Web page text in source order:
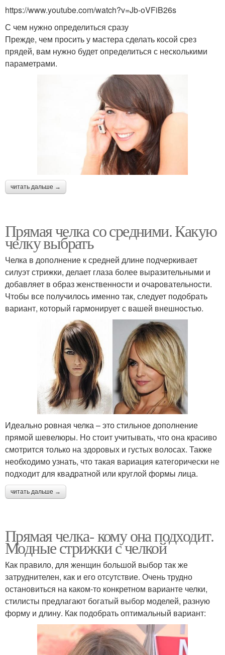
https://www.youtube.com/watch?v=Jb-oVFiB26s
С чем нужно определиться сразу
Прежде, чем просить у мастера сделать косой срез
прядей, вам нужно будет определиться с несколькими
параметрами.
читать дальше →
Прямая челка со средними. Какую
челку выбрать
Челка в дополнение к средней длине подчеркивает
силуэт стрижки, делает глаза более выразительными и
добавляет в образ женственности и очаровательности.
Чтобы все получилось именно так, следует подобрать
вариант, который гармонирует с вашей внешностью.
Идеально ровная челка – это стильное дополнение
прямой шевелюры. Но стоит учитывать, что она красиво
смотрится только на здоровых и густых волосах. Также
необходимо узнать, что такая вариация категорически не
подходит для квадратной или круглой формы лица.
читать дальше →
Прямая челка- кому она подходит.
Модные стрижки с челкой
Как правило, для женщин большой выбор так же
затруднителен, как и его отсутствие. Очень трудно
остановиться на каком-то конкретном варианте челки,
стилисты предлагают богатый выбор моделей, разную
форму и длину. Как подобрать оптимальный вариант: